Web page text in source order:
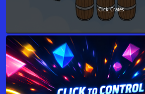
Click_Crates